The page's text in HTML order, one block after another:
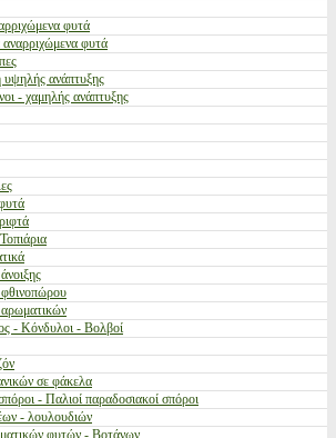
φυτά
φυτά
υψηλής ανάπτυξης
- χαμηλής ανάπτυξης
- Κόνδυλοι - Βολβοί
σε φάκελα
- Παλιοί παραδοσιακοί σπόροι
- λουλουδιών
φυτών - Βοτάνων